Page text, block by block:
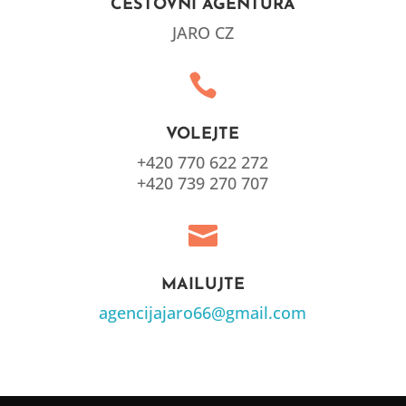
CESTOVNÍ AGENTURA
JARO CZ

VOLEJTE
+420 770 622 272
+420 739 270 707

MAILUJTE
agencijajaro66@gmail.com